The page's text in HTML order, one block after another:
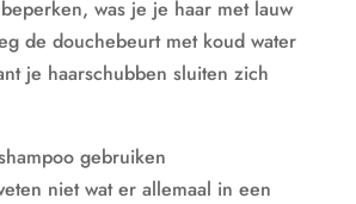
was je je haar met lauw
de douchebeurt met koud water
je haarschubben sluiten zich
gebruiken
niet wat er allemaal in een